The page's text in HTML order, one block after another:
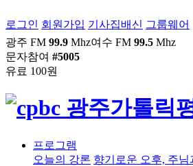
로그인 회원가입 기사집배신 그룹웨어
광주 FM 99.9 Mhz여수 FM 99.5 Mhz
문자참여 #5005
유료 100원
프로그램
오늘의 강론 향기로운 오후, 주님